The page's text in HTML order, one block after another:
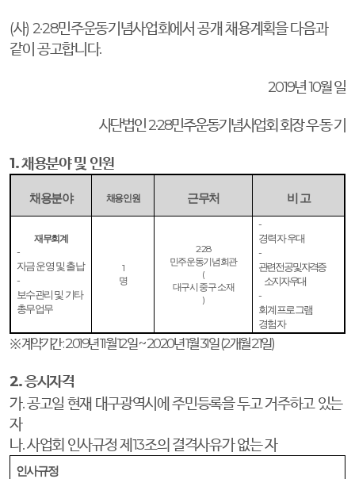
(사) 2·28민주운동기념사업회에서 공개 채용계획을 다음과
같이 공고합니다.
2019년10월 일
사단법인2·28민주운동기념사업회 회장 우 동 기
1.채용분야 및 인원
채용분야 채용인원 근무처 비 고
재무회계
-
자금 운영 및 출납
-
보수관리 및 기타
총무업무
1
명
2·28
민주운동기념회관
(
대구시 중구 소재
)
-
경력자 우대
-
관련 전공 및 자격증
소지자 우대
-
회계프로그램
경험자
※계약기간: 2019년11월12일~ 2020년1월31일(2개월21일)
2.응시자격
가.공고일 현재 대구광역시에 주민등록을 두고 거주하고 있는
자
나.사업회 인사규정 제13조의 결격사유가 없는 자
인사규정